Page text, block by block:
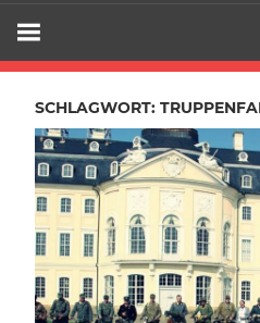
SCHLAGWORT: